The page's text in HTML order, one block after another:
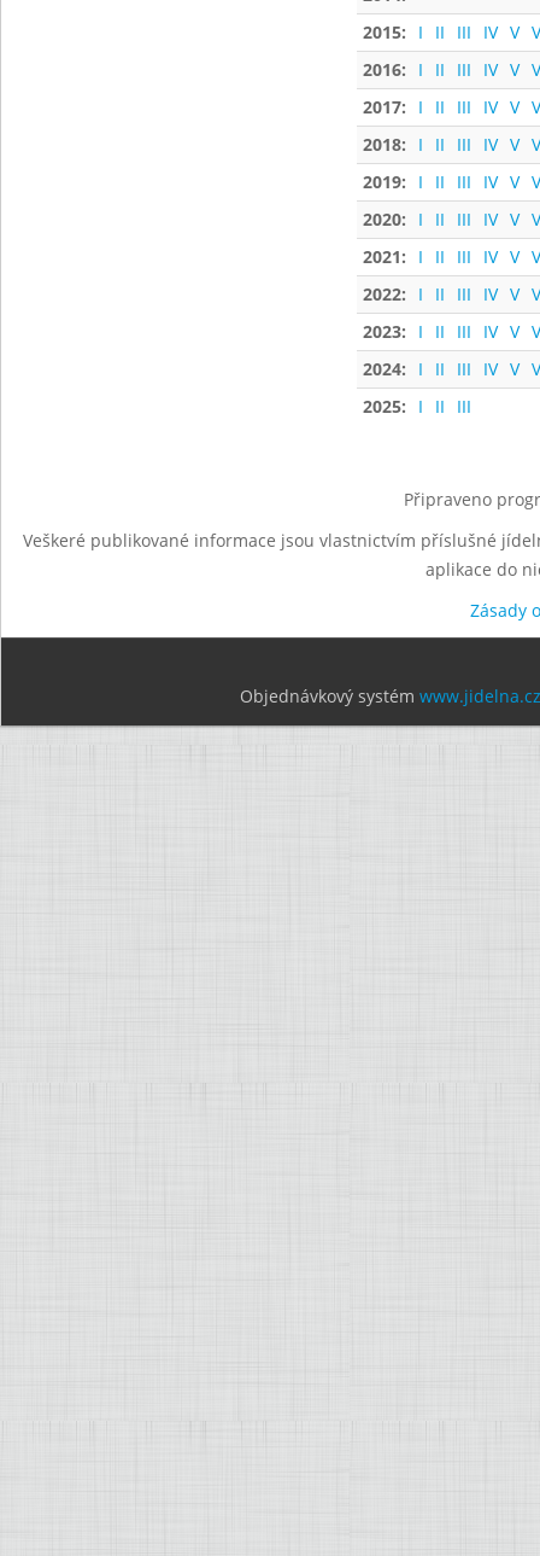
2015:
I II III IV V
2016:
I II III IV V
2017:
I II III IV V
2018:
I II III IV V
2019:
I II III IV V
2020:
I II III IV V
2021:
I II III IV V
2022:
I II III IV V
2023:
I II III IV V
2024:
I II III IV V
2025:
I II III
Připraveno
Veškeré publikované informace jsou vlastnictvím příslušné
aplikace do
Zásady
Objednávkový systém www.jidelna.cz